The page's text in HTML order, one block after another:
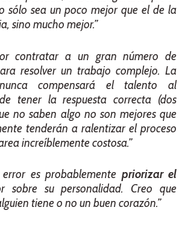
sólo sea un poco mejor que el de la
sino mucho mejor.”
contratar a un gran número de
resolver un trabajo complejo. La
compensará el talento al
tener la respuesta correcta (dos
no saben algo no son mejores que
tenderán a ralentizar el proceso
increíblemente costosa.”
es probablemente priorizar el
sobre su personalidad. Creo que
tiene o no un buen corazón.”